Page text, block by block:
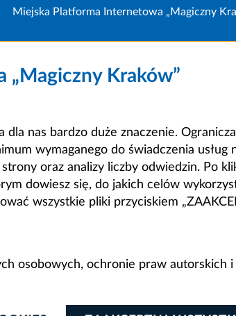
Miejska Platforma Internetowa „Magiczny
„Magiczny Kraków”
nas bardzo duże znaczenie.
wymaganego do świadczenia usług
oraz analizy liczby odwiedzin. Po
dowiesz się, do jakich celów
wszystkie pliki przyciskiem
osobowych, ochronie praw autorskich